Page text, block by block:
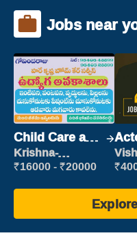
Jobs near
Child Care and
Patient care
Krishna-
vijayawada
₹16000 - ₹20000 new